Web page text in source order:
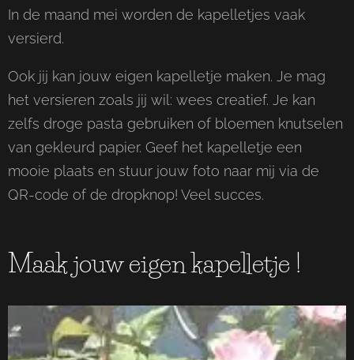
In de maand mei worden de kapelletjes vaak
versierd.
Ook jij kan jouw eigen kapelletje maken. Je mag
het versieren zoals jij wil: wees creatief. Je kan
zelfs droge pasta gebruiken of bloemen knutselen
van gekleurd papier. Geef het kapelletje een
mooie plaats en stuur jouw foto naar mij via de
QR-code of de dropknop! Veel succes.
Maak jouw eigen kapelletje !